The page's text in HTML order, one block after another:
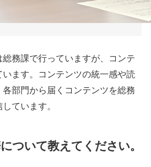
務課で行っていますが、コンテ
ます。コンテンツの統一感や読
部門から届くコンテンツを総務
ています。
ついて教えてください。